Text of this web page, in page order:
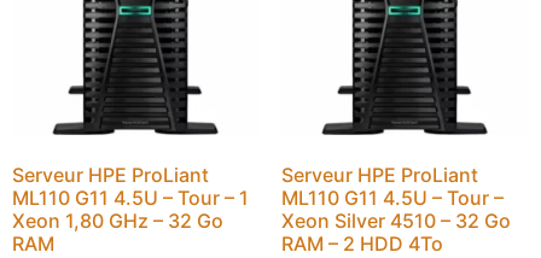
Serveur HPE ProLiant
ML110 G11 4.5U – Tour – 1
Xeon 1,80 GHz – 32 Go
RAM
Serveur HPE ProLiant
ML110 G11 4.5U – Tour –
Xeon Silver 4510 – 32 Go
RAM – 2 HDD 4To